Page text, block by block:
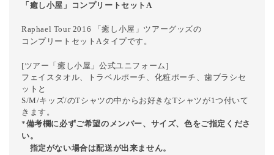
「癒し小屋」コンプリートセットA
Raphael Tour 2016 「癒し小屋」ツアーグッズの
コンプリートセットAタイプです。
[ツアー「癒し小屋」公式ユニフォーム]
フェイスタオル、トラベルポーチ、化粧ポーチ、歯ブラシセ
ットと
S/M/キッズ/のTシャツの中からお好きなTシャツが1つ付いて
きます。
*備考欄に必ずご希望のメンバー、サイズ、色をご指定くださ
い。
指定がない場合は配送が出来ません。